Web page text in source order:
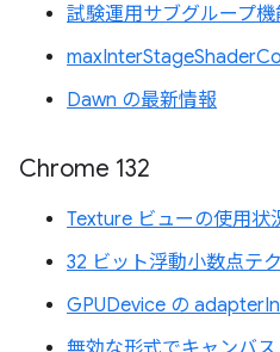
試験運用サブグループ
Dawn の最新情報
Chrome 132
Texture ビューの使用状
32 ビット浮動小数点テ
GPUDevice の